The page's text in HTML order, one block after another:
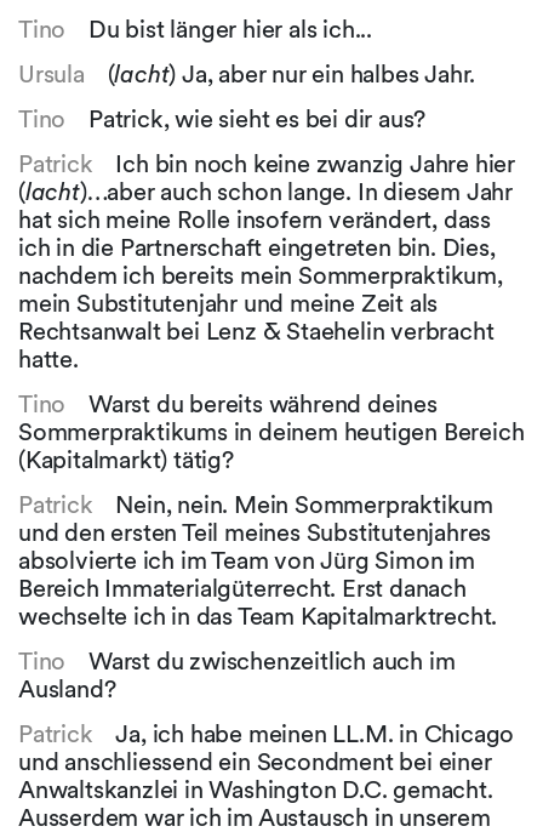
Tino
Du bist länger hier als ich...
Ursula
(lacht) Ja, aber nur ein halbes Jahr.
Tino
Patrick, wie sieht es bei dir aus?
Patrick
Ich bin noch keine zwanzig Jahre hier
(lacht)…aber auch schon lange. In diesem Jahr
hat sich meine Rolle insofern verändert, dass
ich in die Partnerschaft eingetreten bin. Dies,
nachdem ich bereits mein Sommerpraktikum,
mein Substitutenjahr und meine Zeit als
Rechtsanwalt bei Lenz & Staehelin verbracht
hatte.
Tino
Warst du bereits während deines
Sommerpraktikums in deinem heutigen Bereich
(Kapitalmarkt) tätig?
Patrick
Nein, nein. Mein Sommerpraktikum
und den ersten Teil meines Substitutenjahres
absolvierte ich im Team von Jürg Simon im
Bereich Immaterialgüterrecht. Erst danach
wechselte ich in das Team Kapitalmarktrecht.
Tino
Warst du zwischenzeitlich auch im
Ausland?
Patrick
Ja, ich habe meinen LL.M. in Chicago
und anschliessend ein Secondment bei einer
Anwaltskanzlei in Washington D.C. gemacht.
Ausserdem war ich im Austausch in unserem